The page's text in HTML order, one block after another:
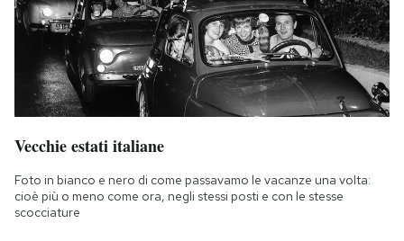
Vecchie estati italiane
Foto in bianco e nero di come passavamo le vacanze una volta:
cioè più o meno come ora, negli stessi posti e con le stesse
scocciature